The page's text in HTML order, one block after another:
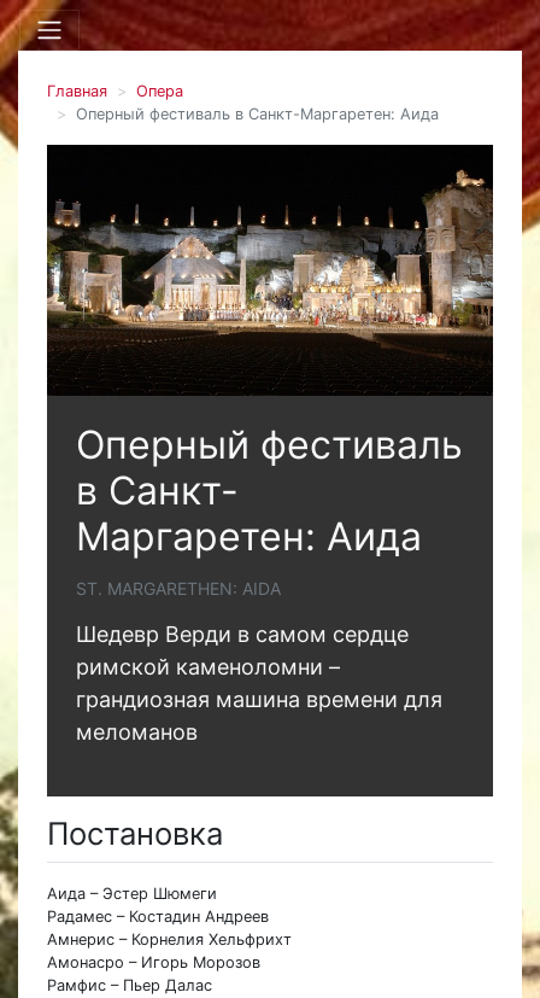
Главная
Опера
Оперный фестиваль в Санкт-Маргаретен: Аида
Оперный фестиваль
в Санкт-
Маргаретен: Аида
ST. MARGARETHEN: AIDA
Шедевр Верди в самом сердце
римской каменоломни –
грандиозная машина времени для
меломанов
Постановка
Аида – Эстер Шюмеги
Радамес – Костадин Андреев
Амнерис – Корнелия Хельфрихт
Амонасро – Игорь Морозов
Рамфис – Пьер Далас